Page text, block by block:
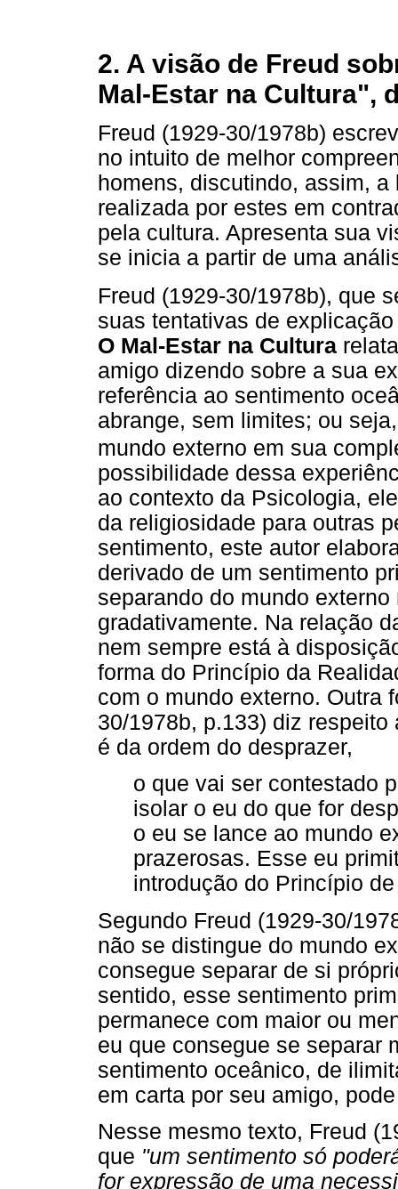
2. A visão de Freud
Mal-Estar na Cultura",
Freud (1929-30/1978b)
no intuito de melhor
homens, discutindo, assim,
realizada por estes em
pela cultura. Apresenta sua
se inicia a partir de uma
Freud (1929-30/1978b), que
suas tentativas de
O Mal-Estar na Cultura
amigo dizendo sobre a sua
referência ao sentimento
abrange, sem limites; ou
mundo externo em sua
possibilidade dessa
ao contexto da Psicologia,
da religiosidade para outras
sentimento, este autor
derivado de um sentimento
separando do mundo
gradativamente. Na relação
nem sempre está à
forma do Princípio da
com o mundo externo. Outra
30/1978b, p.133) diz
é da ordem do desprazer,
o que vai ser contestado
isolar o eu do que for
o eu se lance ao mundo
prazerosas. Esse eu
introdução do Princípio
Segundo Freud (1929-30/
não se distingue do mundo
consegue separar de si
sentido, esse sentimento
permanece com maior ou
eu que consegue se separar
sentimento oceânico, de
em carta por seu amigo,
Nesse mesmo texto, Freud
que "um sentimento só
for expressão de uma